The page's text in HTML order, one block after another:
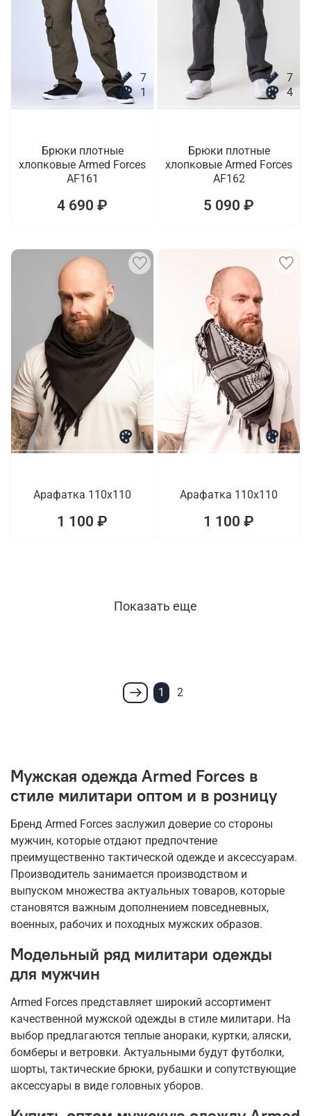
7
1
Брюки плотные
хлопковые Armed Forces
AF161
4 690 ₽
7
4
Брюки плотные
хлопковые Armed Forces
AF162
5 090 ₽
1
Арафатка 110x110
1 100 ₽
1
Арафатка 110x110
1 100 ₽
Показать еще
1 2
Мужская одежда Armed Forces в
стиле милитари оптом и в розницу
Бренд Armed Forces заслужил доверие со стороны
мужчин, которые отдают предпочтение
преимущественно тактической одежде и аксессуарам.
Производитель занимается производством и
выпуском множества актуальных товаров, которые
становятся важным дополнением повседневных,
военных, рабочих и походных мужских образов.
Модельный ряд милитари одежды
для мужчин
Armed Forces представляет широкий ассортимент
качественной мужской одежды в стиле милитари. На
выбор предлагаются теплые анораки, куртки, аляски,
бомберы и ветровки. Актуальными будут футболки,
шорты, тактические брюки, рубашки и сопутствующие
аксессуары в виде головных уборов.